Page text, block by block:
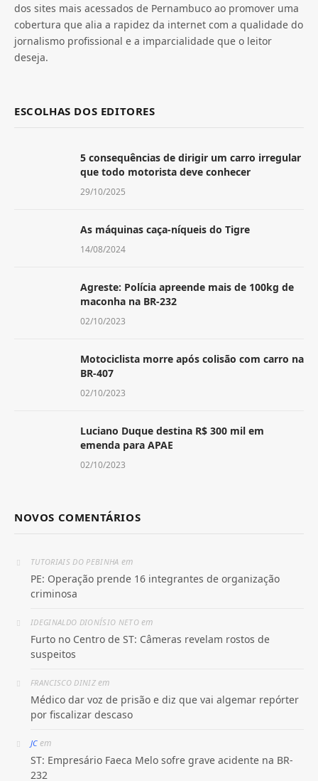
dos sites mais acessados de Pernambuco ao promover uma
cobertura que alia a rapidez da internet com a qualidade do
jornalismo profissional e a imparcialidade que o leitor
deseja.
ESCOLHAS DOS EDITORES
5 consequências de dirigir um carro irregular
que todo motorista deve conhecer
29/10/2025
As máquinas caça-níqueis do Tigre
14/08/2024
Agreste: Polícia apreende mais de 100kg de
maconha na BR-232
02/10/2023
Motociclista morre após colisão com carro na
BR-407
02/10/2023
Luciano Duque destina R$ 300 mil em
emenda para APAE
02/10/2023
NOVOS COMENTÁRIOS
TUTORIAIS DO PEBINHA em
PE: Operação prende 16 integrantes de organização
criminosa
IDEGINALDO DIONÍSIO NETOem
Furto no Centro de ST: Câmeras revelam rostos de
suspeitos
FRANCISCO DINIZem
Médico dar voz de prisão e diz que vai algemar repórter
por fiscalizar descaso
JCem
ST: Empresário Faeca Melo sofre grave acidente na BR-
232